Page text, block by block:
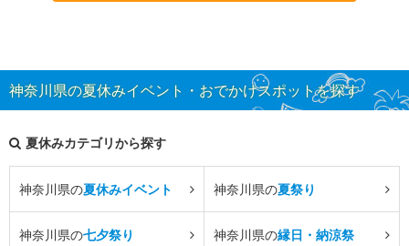
神奈川県の夏休みイベント・おでかけスポットを探す
夏休みカテゴリから探す
神奈川県の夏休みイベント 神奈川県の夏祭り
神奈川県の七夕祭り 神奈川県の縁日・納涼祭